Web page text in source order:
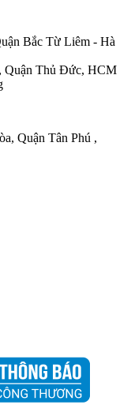
Bắc Từ Liêm - Hà
Quận Thủ Đức, HCM
Quận Tân Phú ,